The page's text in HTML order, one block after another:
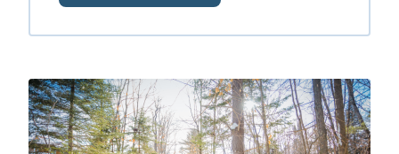
Motoneige,
oui
avons
de
la
neige!
Ça
sent
l’hiver!